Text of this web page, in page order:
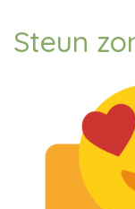
Steun